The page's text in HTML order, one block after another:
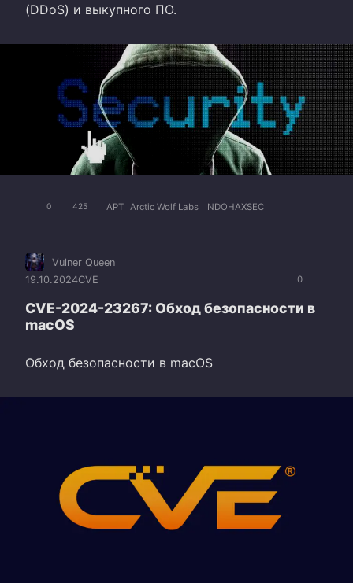
(DDoS) и выкупного ПО.
0 425 APT Arctic Wolf Labs INDOHAXSEC
0
Vulner Queen
19.10.2024CVE
CVE-2024-23267: Обход безопасности в
macOS
Обход безопасности в macOS